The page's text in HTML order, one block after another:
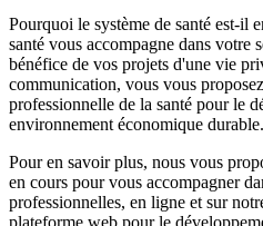
Pourquoi le système de santé est-il
santé vous accompagne dans votre
bénéfice de vos projets d'une vie
communication, vous vous
professionnelle de la santé pour le
environnement économique durable.
Pour en savoir plus, nous vous
en cours pour vous accompagner
professionnelles, en ligne et sur